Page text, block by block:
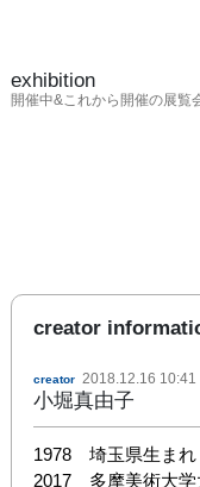
exhibition
開催中&これから開催の展覧
creator
creator 2018.12.16 10:41
小堀真由子
1978　埼玉県生まれ
2017　多摩美術大